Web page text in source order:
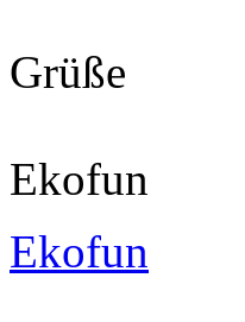
Grüße
Ekofun
Ekofun